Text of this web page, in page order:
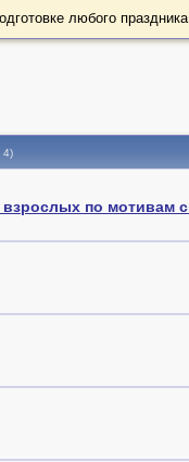
любого
4)
по мотивам